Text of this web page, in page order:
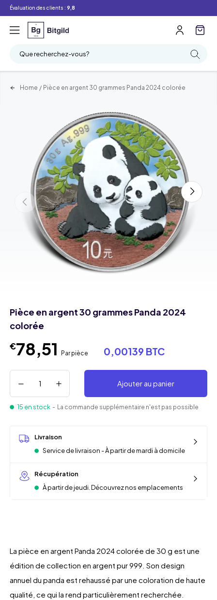
Évaluation des clients : 9,8
Que recherchez-vous?
Home / Pièce en argent 30 grammes Panda 2024 colorée
Pièce en argent 30 grammes Panda 2024
colorée
€78,51 Par pièce 0,00139 BTC
Ajouter au panier
15 en stock - La commande supplémentaire n'est pas possible
Livraison
Service de livraison - À partir de mardi à domicile
Récupération
À partir de jeudi. Découvrez nos emplacements
La pièce en argent Panda 2024 colorée de 30 g est une
édition de collection en argent pur 999. Son design
annuel du panda est rehaussé par une coloration de haute
qualité, ce qui la rend particulièrement recherchée.